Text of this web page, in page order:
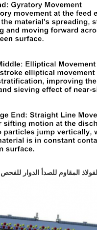
المقاوم للصدأ الدوار